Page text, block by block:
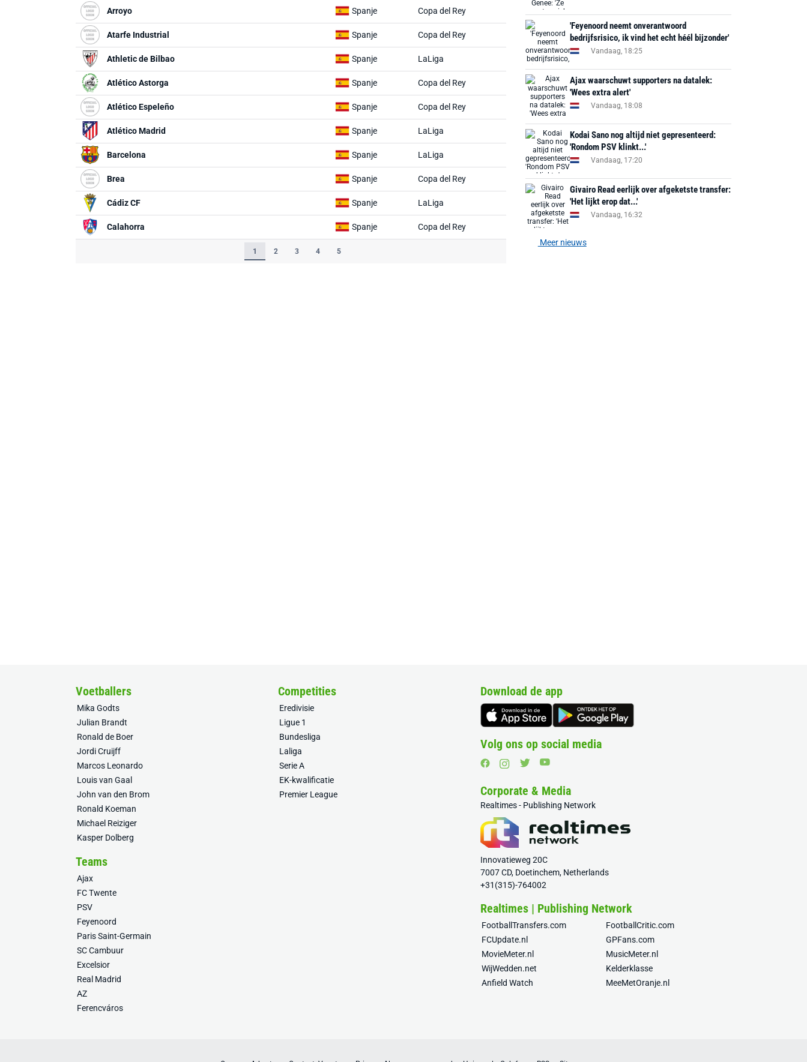
Arroyo Spanje Copa del Rey
Atarfe Industrial Spanje Copa del Rey
Athletic de Bilbao Spanje LaLiga
Atlético Astorga Spanje Copa del Rey
Atlético Espeleño Spanje Copa del Rey
Atlético Madrid Spanje LaLiga
Barcelona Spanje LaLiga
Brea Spanje Copa del Rey
Cádiz CF Spanje LaLiga
Calahorra Spanje Copa del Rey
1 2 3 4 5
'Feyenoord neemt onverantwoord
bedrijfsrisico, ik vind het echt héél bijzonder'
Vandaag, 18:25
Ajax waarschuwt supporters na datalek:
'Wees extra alert'
Vandaag, 18:08
Kodai Sano nog altijd niet gepresenteerd:
'Rondom PSV klinkt...'
Vandaag, 17:20
Givairo Read eerlijk over afgeketste transfer:
'Het lijkt erop dat...'
Vandaag, 16:32
Meer nieuws
Voetballers
Mika Godts
Julian Brandt
Ronald de Boer
Jordi Cruijff
Marcos Leonardo
Louis van Gaal
John van den Brom
Ronald Koeman
Michael Reiziger
Kasper Dolberg
Competities
Eredivisie
Ligue 1
Bundesliga
Laliga
Serie A
EK-kwalificatie
Premier League
Teams
Ajax
FC Twente
PSV
Feyenoord
Paris Saint-Germain
SC Cambuur
Excelsior
Real Madrid
AZ
Ferencváros
Download de app
Volg ons op social media
Corporate & Media
Realtimes - Publishing Network
Innovatieweg 20C
7007 CD, Doetinchem, Netherlands
+31(315)-764002
Realtimes | Publishing Network
FootballTransfers.com
FootballCritic.com
FCUpdate.nl
GPFans.com
MovieMeter.nl
MusicMeter.nl
WijWedden.net
Kelderklasse
Anfield Watch
MeeMetOranje.nl